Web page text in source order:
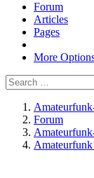
Forum
Articles
Pages
More
Forum